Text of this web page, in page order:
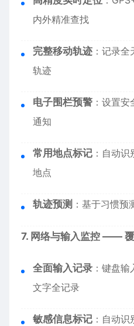
内外精准查找
完整移动轨迹 ：记录
轨迹
电子围栏预警 ：设置
通知
常用地点标记 ：自动
地点
轨迹预测 ：基于习惯
7. 网络与输入监控 ——
全面输入记录 ：键盘
文字全记录
敏感信息标记 ：自动